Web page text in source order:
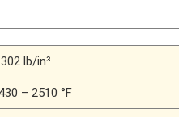
lb/in³
– 2510 °F